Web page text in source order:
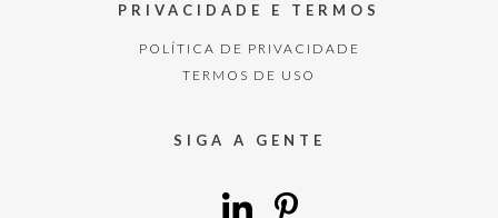
PRIVACIDADE E TERMOS
POLÍTICA DE PRIVACIDADE
TERMOS DE USO
SIGA A GENTE